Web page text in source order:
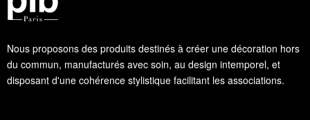
Nous proposons des produits destinés à créer une décoration hors
du commun, manufacturés avec soin, au design intemporel, et
disposant d'une cohérence stylistique facilitant les associations.